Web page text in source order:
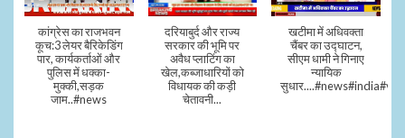
कांग्रेस का राजभवन
कूच:3 लेयर बैरिकेडिंग
पार, कार्यकर्ताओं और
पुलिस में धक्का-
मुक्की,सड़क
जाम..#news
दरियाबुर्द और राज्य
सरकार की भूमि पर
अवैध प्लाटिंग का
खेल,कब्जाधारियों को
विधायक की कड़ी
चेतावनी...
खटीमा में अधिवक्ता
चैंबर का उद्घाटन,
सीएम धामी ने गिनाए
न्यायिक